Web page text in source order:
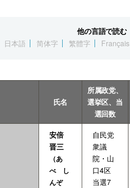
他の言語で読む
日本語 简体字 繁體字 Français
氏名
所属政党、
選挙区、当
選回数
安倍
晋三
（あ
べ し
んぞ
自民党
衆議
院・山
口4区
当選7